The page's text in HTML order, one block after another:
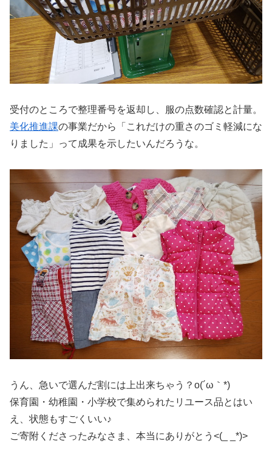
受付のところで整理番号を返却し、服の点数確認と計量。
美化推進課の事業だから「これだけの重さのゴミ軽減にな
りました」って成果を示したいんだろうな。
うん、急いで選んだ割には上出来ちゃう？o(´ω｀*)
保育園・幼稚園・小学校で集められたリユース品とはい
え、状態もすごくいい♪
ご寄附くださったみなさま、本当にありがとう<(_ _*)>